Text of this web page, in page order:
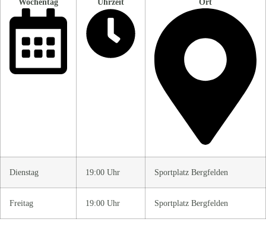
Wochentag Uhrzeit Ort
Dienstag 19:00 Uhr Sportplatz Bergfelden
Freitag 19:00 Uhr Sportplatz Bergfelden